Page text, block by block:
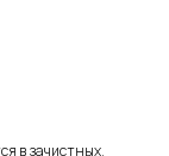
в зачистных,